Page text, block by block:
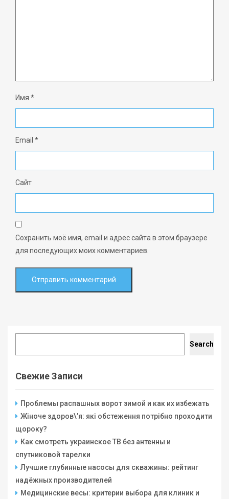
Имя *
Email *
Сайт
Сохранить моё имя, email и адрес сайта в этом браузере
для последующих моих комментариев.
Search
Свежие Записи
Проблемы распашных ворот зимой и как их избежать
Жіноче здоров\’я: які обстеження потрібно проходити
щороку?
Как смотреть украинское ТВ без антенны и
спутниковой тарелки
Лучшие глубинные насосы для скважины: рейтинг
надёжных производителей
Медицинские весы: критерии выбора для клиник и